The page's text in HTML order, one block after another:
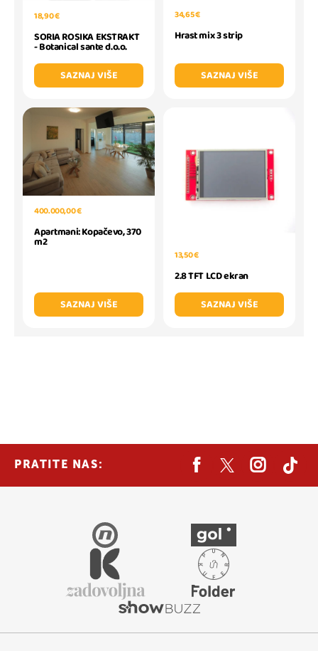
18,90 €
SORIA ROSIKA EKSTRAKT
- Botanical sante d.o.o.
SAZNAJ VIŠE
34,65 €
Hrast mix 3 strip
SAZNAJ VIŠE
400.000,00 €
Apartmani: Kopačevo, 370
m2
SAZNAJ VIŠE
13,50 €
2.8 TFT LCD ekran
SAZNAJ VIŠE
PRATITE NAS: